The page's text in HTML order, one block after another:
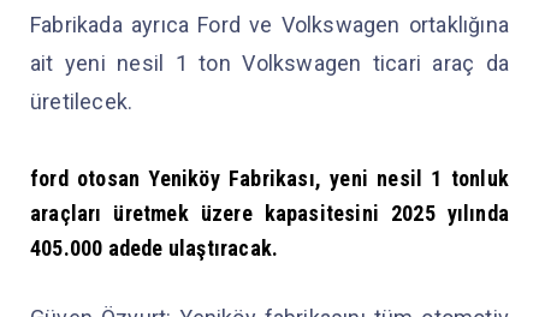
Fabrikada ayrıca Ford ve Volkswagen ortaklığına
ait yeni nesil 1 ton Volkswagen ticari araç da
üretilecek.
ford otosan Yeniköy Fabrikası, yeni nesil 1 tonluk
araçları üretmek üzere kapasitesini 2025 yılında
405.000 adede ulaştıracak.